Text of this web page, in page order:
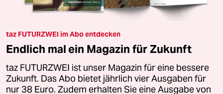
taz FUTURZWEI im Abo entdecken
Endlich mal ein Magazin für Zukunft
taz FUTURZWEI ist unser Magazin für eine bessere
Zukunft. Das Abo bietet jährlich vier Ausgaben für
nur 38 Euro. Zudem erhalten Sie eine Ausgabe von